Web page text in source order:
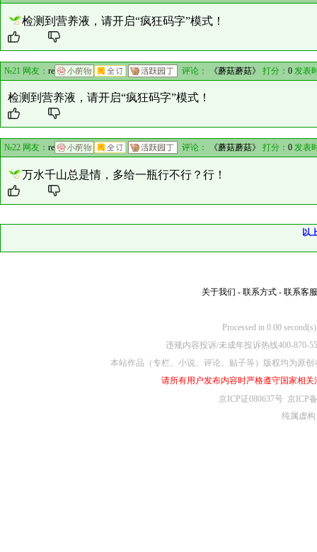
检测到营养液，请开启“疯狂码字”模式！
№21 网友： re 评论： 《蘑菇蘑菇》 打分： 0 发表
检测到营养液，请开启“疯狂码字”模式！
№22 网友： re 评论： 《蘑菇蘑菇》 打分： 0 发表
万水千山总是情，多给一瓶行不行？行！
以
关于我们 - 联系方式 - 联系客服
Processed in 0.00
违规内容投诉/未成年投诉热线400-870-
本站作品（专栏、小说、评论、贴子等）版权均为原
请所有用户发布内容时严格遵守国家相
京ICP证080637号 京ICP
纯属虚